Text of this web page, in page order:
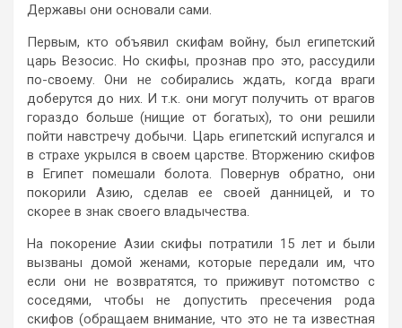
Державы они основали сами.
Первым, кто объявил скифам войну, был египетский
царь Везосис. Но скифы, прознав про это, рассудили
по-своему. Они не собирались ждать, когда враги
доберутся до них. И т.к. они могут получить от врагов
гораздо больше (нищие от богатых), то они решили
пойти навстречу добычи. Царь египетский испугался и
в страхе укрылся в своем царстве. Вторжению скифов
в Египет помешали болота. Повернув обратно, они
покорили Азию, сделав ее своей данницей, и то
скорее в знак своего владычества.
На покорение Азии скифы потратили 15 лет и были
вызваны домой женами, которые передали им, что
если они не возвратятся, то приживут потомство с
соседями, чтобы не допустить пресечения рода
скифов (обращаем внимание, что это не та известная